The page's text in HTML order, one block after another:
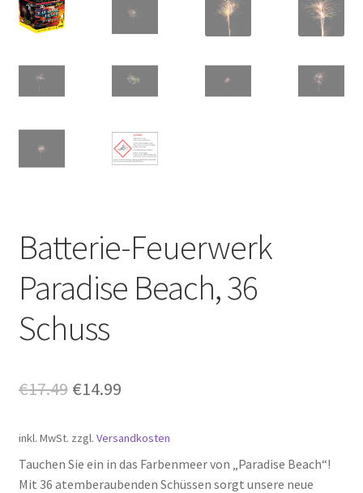
Batterie-Feuerwerk
Paradise Beach, 36
Schuss
€17.49 Ursprünglicher
war:
€17.49
€14.99Aktueller
ist:
€14.99.
inkl. MwSt. zzgl. Versandkosten
Tauchen Sie ein in das Farbenmeer von „Paradise Beach“!
Mit 36 atemberaubenden Schüssen sorgt unsere neue